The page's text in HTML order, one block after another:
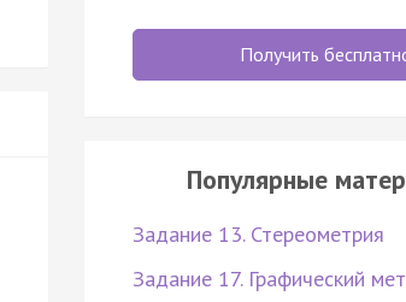
Получить
Популярные
Задание 13. Стереометрия
Задание 17. Графический